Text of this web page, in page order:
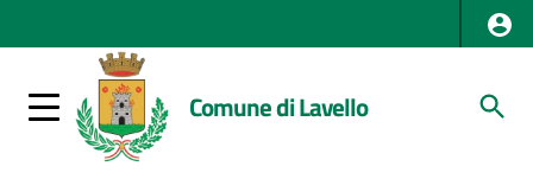
Comune di Lavello